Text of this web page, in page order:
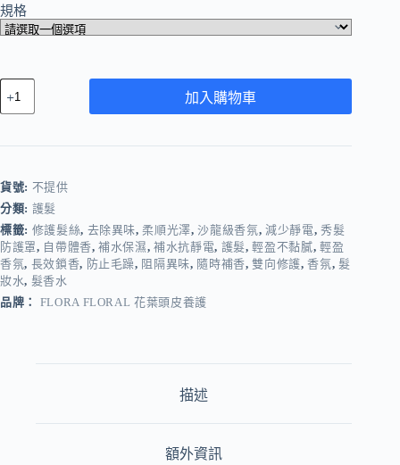
規格
加入購物車
貨號: 不提供
分類: 護髮
標籤: 修護髮絲, 去除異味,柔順光澤,沙龍級香氛, 減少靜電, 秀髮
防護罩, 自帶體香,補水保濕,補水抗靜電, 護髮,輕盈不黏膩, 輕盈
香氛, 長效鎖香, 防止毛躁, 阻隔異味, 隨時補香,雙向修護,香氛, 髮
妝水, 髮香水
品牌： FLORA FLORAL 花葉頭皮養護
描述
額外資訊